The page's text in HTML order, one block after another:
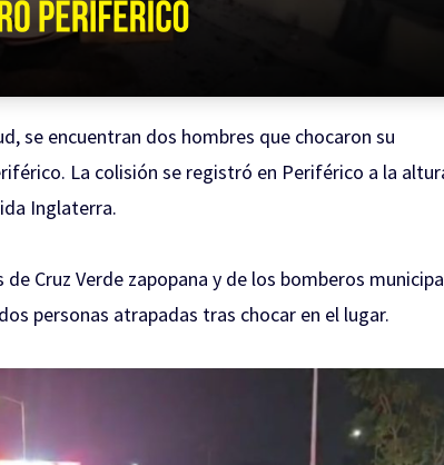
se encuentran dos hombres que chocaron su
La colisión se registró en Periférico a la
Inglaterra.
Cruz Verde zapopana y de los bomberos
personas atrapadas tras chocar en el lugar.